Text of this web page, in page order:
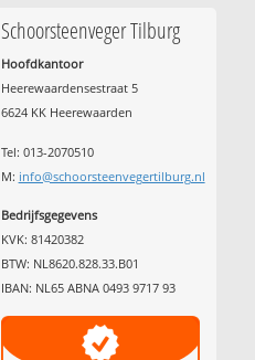
Schoorsteenveger Tilburg
Hoofdkantoor
Heerewaardensestraat 5
6624 KK Heerewaarden
Tel: 013-2070510
M: info@schoorsteenvegertilburg.nl
Bedrijfsgegevens
KVK: 81420382
BTW: NL8620.828.33.B01
IBAN: NL65 ABNA 0493 9717 93